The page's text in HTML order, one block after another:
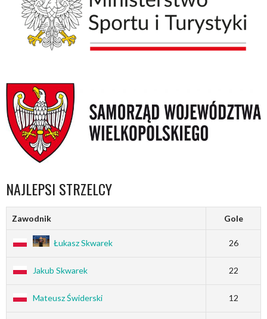
NAJLEPSI STRZELCY
Zawodnik Gole
Łukasz Skwarek 26
Jakub Skwarek 22
Mateusz Świderski 12